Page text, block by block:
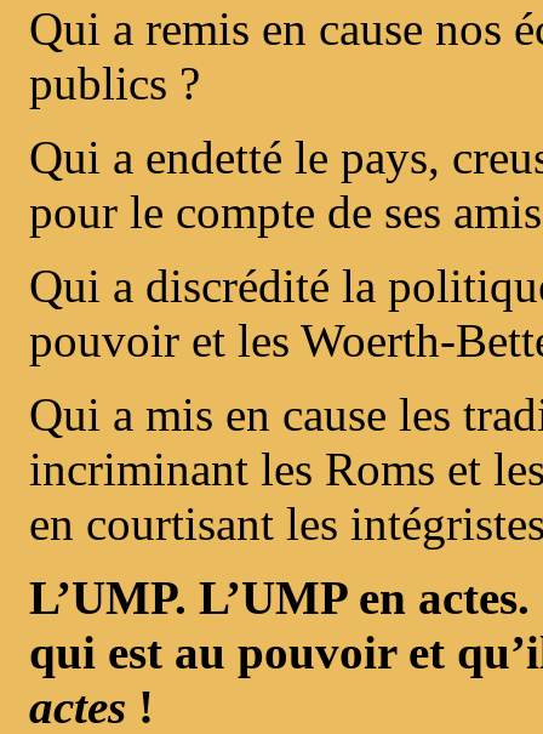
Qui a remis en cause nos
publics ?
Qui a endetté le pays,
pour le compte de ses
Qui a discrédité la
pouvoir et les Woerth-
Qui a mis en cause les
incriminant les Roms et
en courtisant les
L’UMP. L’UMP en
qui est au pouvoir et
actes !